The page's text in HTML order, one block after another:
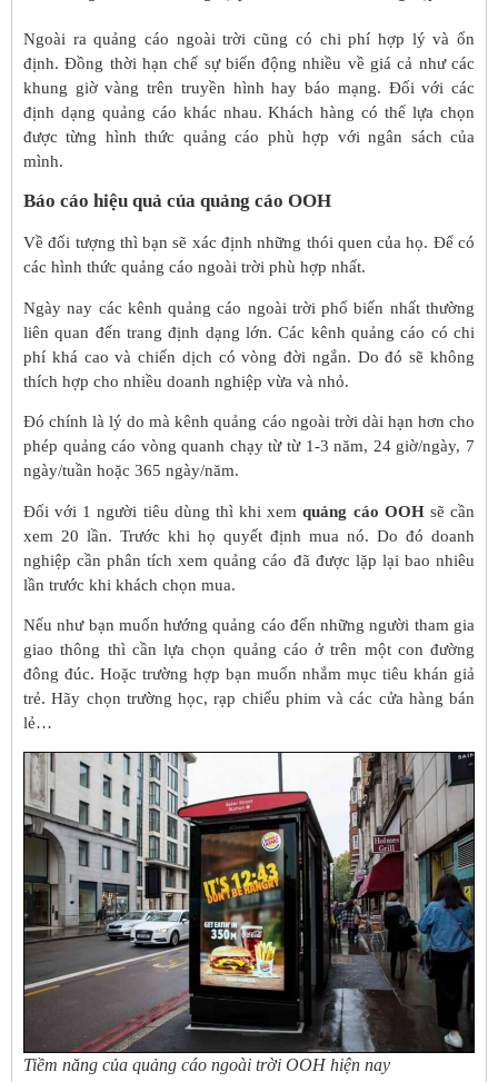
Ngoài ra quảng cáo ngoài trời cũng có chi phí hợp lý và ổn
định. Đồng thời hạn chế sự biến động nhiều về giá cả như các
khung giờ vàng trên truyền hình hay báo mạng. Đối với các
định dạng quảng cáo khác nhau. Khách hàng có thể lựa chọn
được từng hình thức quảng cáo phù hợp với ngân sách của
mình.
Báo cáo hiệu quả của quảng cáo OOH
Về đối tượng thì bạn sẽ xác định những thói quen của họ. Để có
các hình thức quảng cáo ngoài trời phù hợp nhất.
Ngày nay các kênh quảng cáo ngoài trời phổ biến nhất thường
liên quan đến trang định dạng lớn. Các kênh quảng cáo có chi
phí khá cao và chiến dịch có vòng đời ngắn. Do đó sẽ không
thích hợp cho nhiều doanh nghiệp vừa và nhỏ.
Đó chính là lý do mà kênh quảng cáo ngoài trời dài hạn hơn cho
phép quảng cáo vòng quanh chạy từ từ 1-3 năm, 24 giờ/ngày, 7
ngày/tuần hoặc 365 ngày/năm.
Đối với 1 người tiêu dùng thì khi xemquảng cáo OOHsẽ cần
xem 20 lần. Trước khi họ quyết định mua nó. Do đó doanh
nghiệp cần phân tích xem quảng cáo đã được lặp lại bao nhiêu
lần trước khi khách chọn mua.
Nếu như bạn muốn hướng quảng cáo đến những người tham gia
giao thông thì cần lựa chọn quảng cáo ở trên một con đường
đông đúc. Hoặc trường hợp bạn muốn nhắm mục tiêu khán giả
trẻ. Hãy chọn trường học, rạp chiếu phim và các cửa hàng bán
lẻ…
Tiềm năng của quảng cáo ngoài trời OOH hiện nay